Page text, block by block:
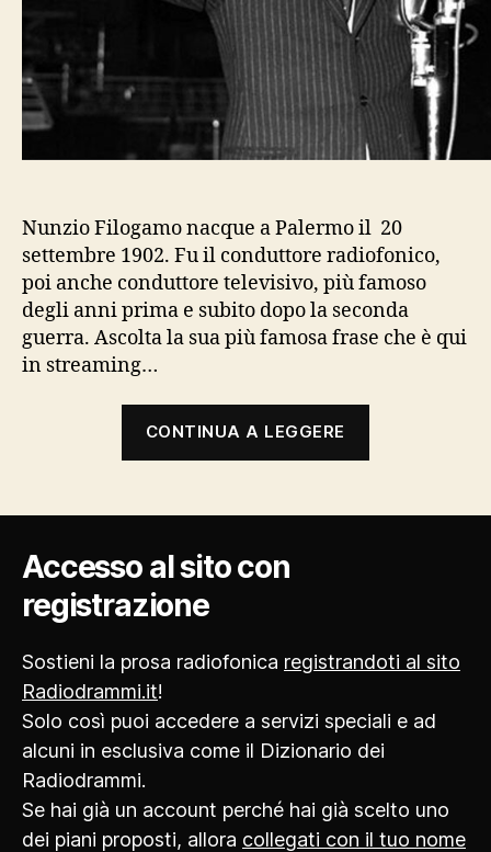
Nunzio Filogamo nacque a Palermo il 20
settembre 1902. Fu il conduttore radiofonico,
poi anche conduttore televisivo, più famoso
degli anni prima e subito dopo la seconda
guerra. Ascolta la sua più famosa frase che è qui
in streaming…
CONTINUA A LEGGERE
Accesso al sito con
registrazione
Sostieni la prosa radiofonica registrandoti al sito
Radiodrammi.it!
Solo così puoi accedere a servizi speciali e ad
alcuni in esclusiva come il Dizionario dei
Radiodrammi.
Se hai già un account perché hai già scelto uno
dei piani proposti, allora collegati con il tuo nome